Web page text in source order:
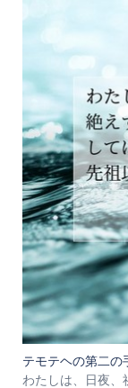
テモテヘの第二の
わたしは、日夜、